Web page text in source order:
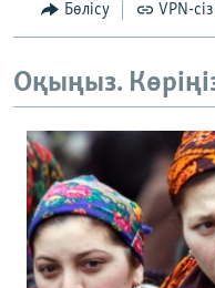
Бөлісу VPN-
Оқыңыз.